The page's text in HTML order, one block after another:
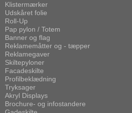
Klistermærker
Udskåret folie
Roll-Up
Pap pylon / Totem
Banner og flag
Reklamemåtter og - tæpper
Reklamegaver
Skiltepyloner
Facadeskilte
Profilbeklædning
Tryksager
Akryl Displays
Brochure- og infostandere